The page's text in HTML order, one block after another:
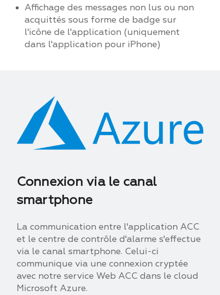
Affichage des messages non lus ou non
acquittés sous forme de badge sur
l'icône de l'application (uniquement
dans l'application pour iPhone)
Connexion via le canal
smartphone
La communication entre l'application ACC
et le centre de contrôle d'alarme s'effectue
via le canal smartphone. Celui-ci
communique via une connexion cryptée
avec notre service Web ACC dans le cloud
Microsoft Azure.